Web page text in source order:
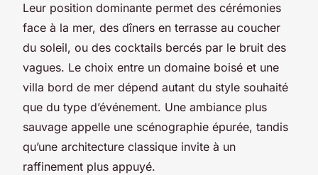
Leur position dominante permet des cérémonies
face à la mer, des dîners en terrasse au coucher
du soleil, ou des cocktails bercés par le bruit des
vagues. Le choix entre un domaine boisé et une
villa bord de mer dépend autant du style souhaité
que du type d’événement. Une ambiance plus
sauvage appelle une scénographie épurée, tandis
qu’une architecture classique invite à un
raffinement plus appuyé.